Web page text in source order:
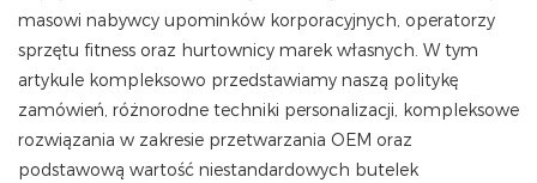
masowi nabywcy upominków korporacyjnych, operatorzy
sprzętu fitness oraz hurtownicy marek własnych. W tym
artykule kompleksowo przedstawiamy naszą politykę
zamówień, różnorodne techniki personalizacji, kompleksowe
rozwiązania w zakresie przetwarzania OEM oraz
podstawową wartość niestandardowych butelek